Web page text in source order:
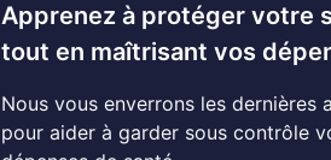
Apprenez à protéger votre
tout en maîtrisant vos
Nous vous enverrons les dernières
pour aider à garder sous contrôle